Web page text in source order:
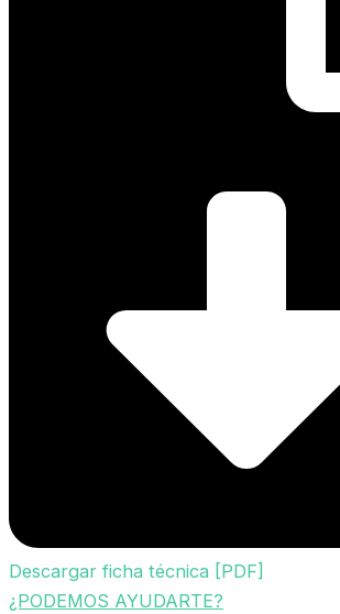
Descargar ficha técnica [PDF]
¿PODEMOS AYUDARTE?